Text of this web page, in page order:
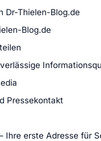
Dr-Thielen-Blog.de
Blog.de
Pressekontakt
Ihre erste Adresse für